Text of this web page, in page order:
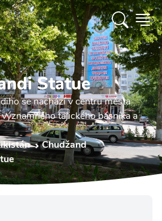
Statue
se nachází v centru města
tajického básníka a
Chudžand